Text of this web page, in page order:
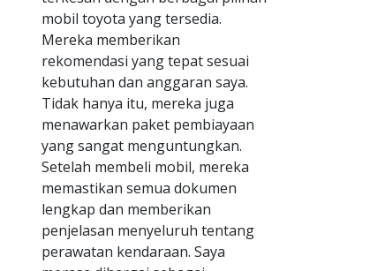
mobil toyota yang tersedia.
Mereka memberikan
rekomendasi yang tepat sesuai
kebutuhan dan anggaran saya.
Tidak hanya itu, mereka juga
menawarkan paket pembiayaan
yang sangat menguntungkan.
Setelah membeli mobil, mereka
memastikan semua dokumen
lengkap dan memberikan
penjelasan menyeluruh tentang
perawatan kendaraan. Saya